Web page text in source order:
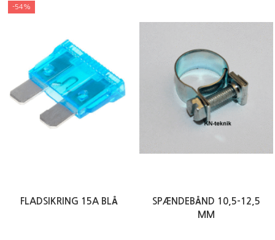
-54%
FLADSIKRING 15A BLÅ
SPÆNDEBÅND 10,5-12,5
MM